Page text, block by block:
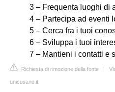
3 – Frequenta luoghi di
4 – Partecipa ad eventi
5 – Cerca fra i tuoi
6 – Sviluppa i tuoi
7 – Mantieni i contatti e
Richiesta di rimozione della fonte |
unicusano.it